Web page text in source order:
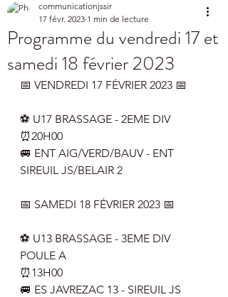
Programme du vendredi 17 et
samedi 18 février 2023
communicationjssir
17 févr. 2023 1 min de lecture
📅 VENDREDI 17 FÉVRIER 2023 📅
⚽️ U17 BRASSAGE - 2EME DIV
⏰20H00
🚐 ENT AIG/VERD/BAUV - ENT
SIREUIL JS/BELAIR 2
📅 SAMEDI 18 FÉVRIER 2023 📅
⚽️ U13 BRASSAGE - 3EME DIV
POULE A
⏰13H00
🚐 ES JAVREZAC 13 - SIREUIL JS